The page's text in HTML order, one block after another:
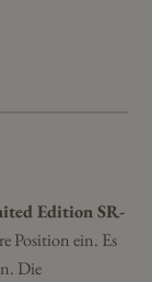
Edition SR-
Position ein. Es
Die